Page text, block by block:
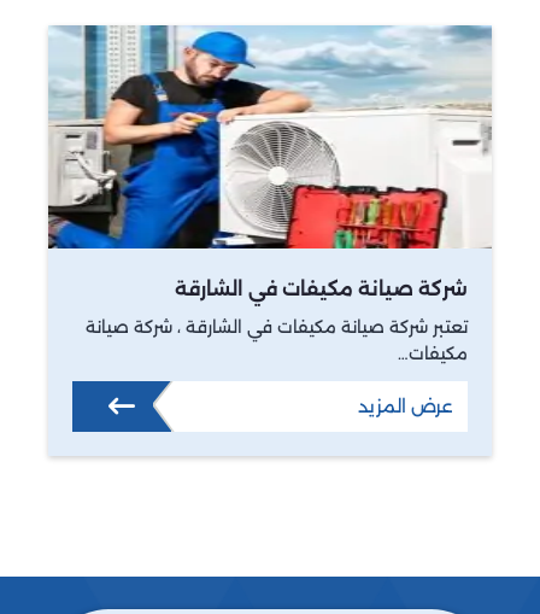
شركة صيانة مكيفات في الشارقة
تعتبر شركة صيانة مكيفات في الشارقة ، شركة صيانة
مكيفات…
عرض المزيد